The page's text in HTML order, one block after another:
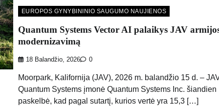
EUROPOS GYNYBININIO SAUGUMO NAUJIENOS
Quantum Systems Vector AI palaikys JAV
modernizavimą
18 Balandžio, 2026 0
Moorpark, Kalifornija (JAV), 2026 m. balandžio 15 d. –
Quantum Systems įmonė Quantum Systems Inc. šiandien
paskelbė, kad pagal sutartį, kurios vertė yra 15,3 […]